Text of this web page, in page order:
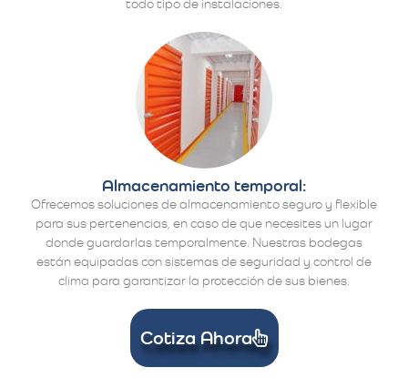
todo tipo de instalaciones.
Almacenamiento temporal:
Ofrecemos soluciones de almacenamiento seguro y flexible
para sus pertenencias, en caso de que necesites un lugar
donde guardarlas temporalmente. Nuestras bodegas
están equipadas con sistemas de seguridad y control de
clima para garantizar la protección de sus bienes.
Cotiza Ahora